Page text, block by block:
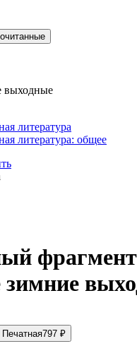
литература
литература: общее
Печатная797 ₽